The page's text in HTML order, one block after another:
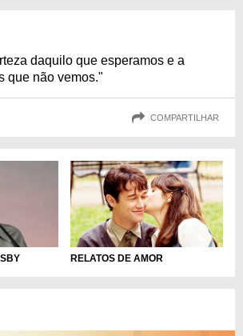
daquilo que esperamos e a
que não vemos."
COMPARTILHAR
RELATOS DE AMOR